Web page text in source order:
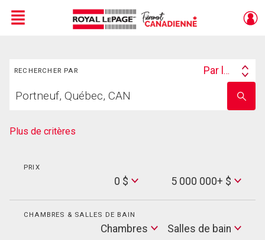
Menu
RECHERCHER PAR
Search
Par lieu
votre
nom
Plus de critères
PRIX
0 $
Max
Price
5 000 000+ $
CHAMBRES & SALLES DE BAIN
Chambres
Salles
Salles de bain